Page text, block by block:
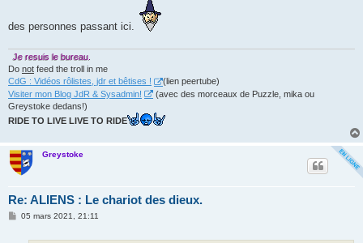
des personnes passant ici.
Je resuis le bureau.
Do not feed the troll in me
CdG : Vidéos rôlistes, jdr et bêtises !
(lien peertube)
Visiter mon Blog JdR & Sysadmin!
(avec des morceaux de Puzzle, mika ou
Greystoke dedans!)
RIDE TO LIVE LIVE TO RIDE
Greystoke
Re: ALIENS : Le chariot des dieux.
M05 mars 2021, 21:11